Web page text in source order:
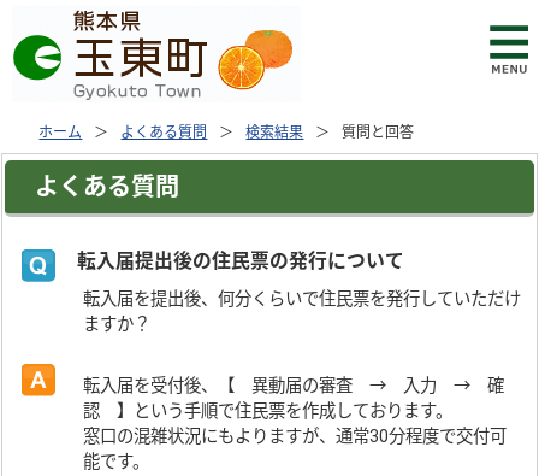
ホーム よくある質問 検索結果 質問と回答
よくある質問
転入届提出後の住民票の発行について
転入届を提出後、何分くらいで住民票を発行していただけ
ますか？
転入届を受付後、【 異動届の審査 → 入力 → 確
認 】という手順で住民票を作成しております。
窓口の混雑状況にもよりますが、通常30分程度で交付可
能です。